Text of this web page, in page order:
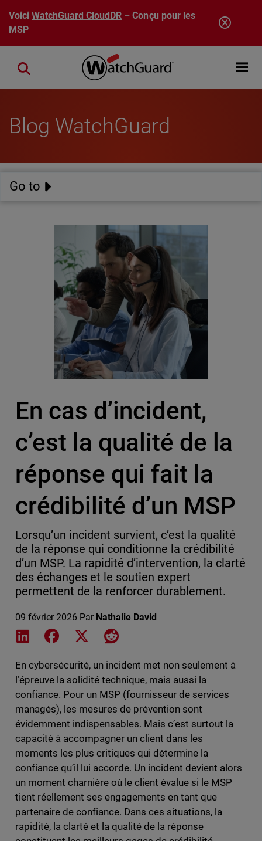
Aller au contenu principal
VoiciWatchGuard CloudDR – Conçu pour les
MSP
Open
Close search
Blog WatchGuard
Go to
En cas d’incident,
c’est la qualité de la
réponse qui fait la
crédibilité d’un MSP
Lorsqu’un incident survient, c’est la qualité
de la réponse qui conditionne la crédibilité
d’un MSP. La rapidité d’intervention, la clarté
des échanges et le soutien expert
permettent de la renforcer durablement.
09 février 2026 Par Nathalie David
Share on LinkedIn
Share on Facebook
Share on XShare on Reddit
En cybersécurité, un incident met non seulement à
l’épreuve la solidité technique, mais aussi la
confiance. Pour un MSP (fournisseur de services
managés), les mesures de prévention sont
évidemment indispensables. Mais c’est surtout la
capacité à accompagner un client dans les
moments les plus critiques qui détermine la
confiance qu’il lui accorde. Un incident devient alors
un moment charnière où le client évalue si le MSP
tient réellement ses engagements en tant que
partenaire de confiance. Dans ces situations, la
rapidité, la clarté et la qualité de la réponse